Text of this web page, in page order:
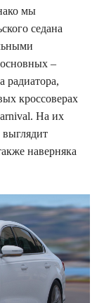
мы
седана
–
радиатора,
кроссоверах
На их
наверняка